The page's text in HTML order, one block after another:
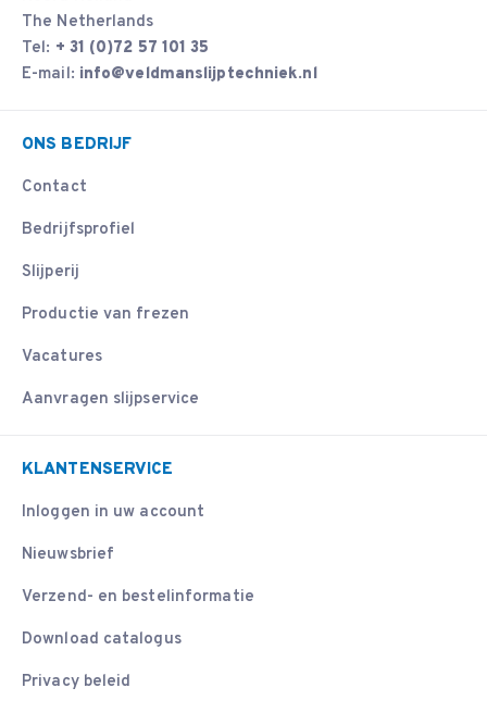
The Netherlands
Tel: + 31 (0)72 57 101 35
E-mail: info@veldmanslijptechniek.nl
ONS BEDRIJF
Contact
Bedrijfsprofiel
Slijperij
Productie van frezen
Vacatures
Aanvragen slijpservice
KLANTENSERVICE
Inloggen in uw account
Nieuwsbrief
Verzend- en bestelinformatie
Download catalogus
Privacy beleid